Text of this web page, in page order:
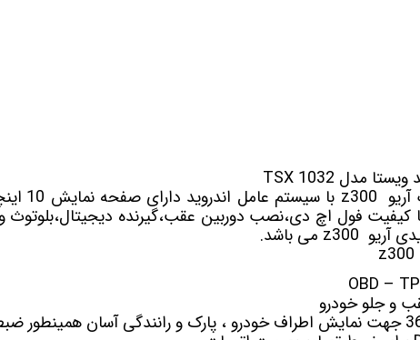
آریو z300 با
فول اچ دی،نصب دوربین عقب،گیرنده دیجیتال،بلوتوث
آریو z300 می باشد.
و جلو خودرو
جهت نمایش اطراف خودرو ، پارک و رانندگی آسان همینطور